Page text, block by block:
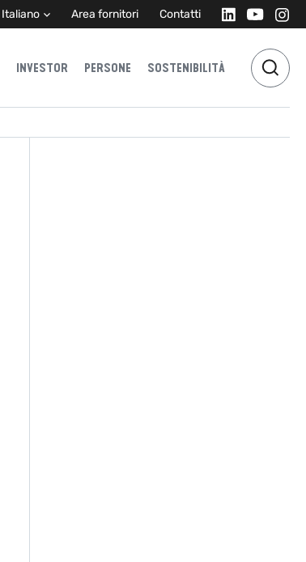
Italiano Area fornitori Contatti
INVESTOR PERSONE SOSTENIBILITÀ